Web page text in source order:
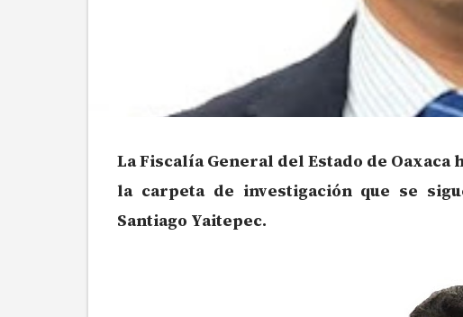
La Fiscalía General del Estado de
la carpeta de investigación que se
Santiago Yaitepec.